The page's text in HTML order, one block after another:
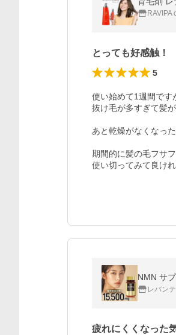
RAVIPA
とっても好感触！
5
使い始めて1週間です
抜け毛が多すぎて髪
あと乾燥がなくなっ
期間的に髪の毛フサ
使い切ってみて良け
NMN サ
レバン
疲れにくくなった